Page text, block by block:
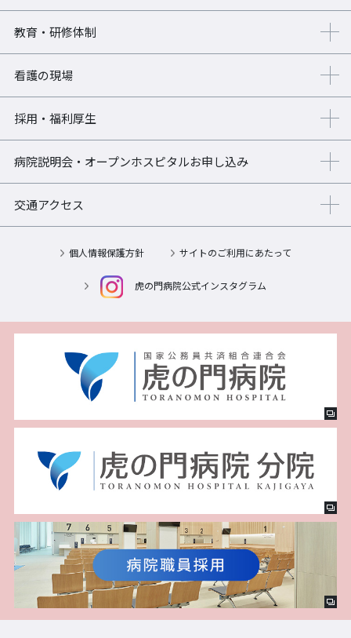
教育・研修体制
看護の現場
採用・福利厚生
病院説明会・オープンホスピタルお申し込み
交通アクセス
個人情報保護方針 サイトのご利用にあたって
虎の門病院公式インスタグラム